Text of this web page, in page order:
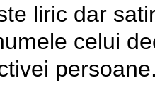
liric dar
celui